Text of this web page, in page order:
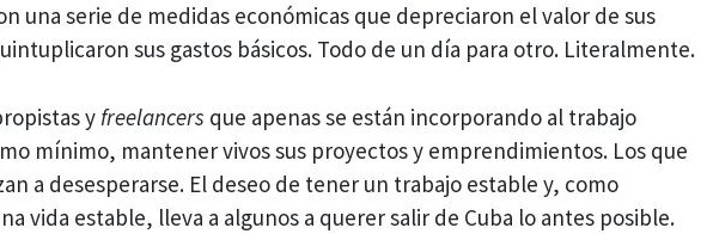
una serie de medidas económicas que depreciaron el valor de sus
sus gastos básicos. Todo de un día para otro. Literalmente.
y freelancers que apenas se están incorporando al trabajo
mínimo, mantener vivos sus proyectos y emprendimientos. Los que
a desesperarse. El deseo de tener un trabajo estable y, como
vida estable, lleva a algunos a querer salir de Cuba lo antes posible.